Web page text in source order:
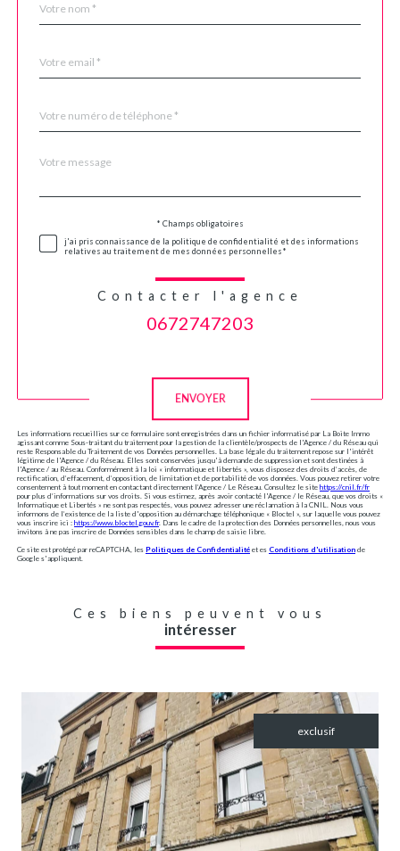
par
*
*
*
Fieldset
Message
*
* Champs obligatoires
j'ai pris connaissance de la politique de confidentialité et des informations
relatives au traitement de mes données personnelles*
Contacter l'agence
0672747203
ENVOYER
Les informations recueillies sur ce formulaire sont enregistrées dans un fichier informatisé par La Boite Immo
agissant comme Sous-traitant du traitement pour la gestion de la clientèle/prospects de l'Agence / du Réseau qui
reste Responsable du Traitement de vos Données personnelles. La base légale du traitement repose sur l'intérêt
légitime de l'Agence / du Réseau. Elles sont conservées jusqu'à demande de suppression et sont destinées à
l'Agence / au Réseau. Conformément à la loi « informatique et libertés », vous disposez des droits d’accès, de
rectification, d’effacement, d’opposition, de limitation et de portabilité de vos données. Vous pouvez retirer votre
consentement à tout moment en contactant directement l’Agence / Le Réseau. Consultez le site https://cnil.fr/fr
pour plus d’informations sur vos droits. Si vous estimez, après avoir contacté l'Agence / le Réseau, que vos droits «
Informatique et Libertés » ne sont pas respectés, vous pouvez adresser une réclamation à la CNIL. Nous vous
informons de l’existence de la liste d'opposition au démarchage téléphonique « Bloctel », sur laquelle vous pouvez
vous inscrire ici : https://www.bloctel.gouv.fr. Dans le cadre de la protection des Données personnelles, nous vous
invitons à ne pas inscrire de Données sensibles dans le champ de saisie libre.
Ce site est protégé par reCAPTCHA, les Politiques de Confidentialité et es Conditions d'utilisation de
Google s'appliquent.
Ces biens peuvent vous
intéresser
exclusif
VOIR LE BIEN